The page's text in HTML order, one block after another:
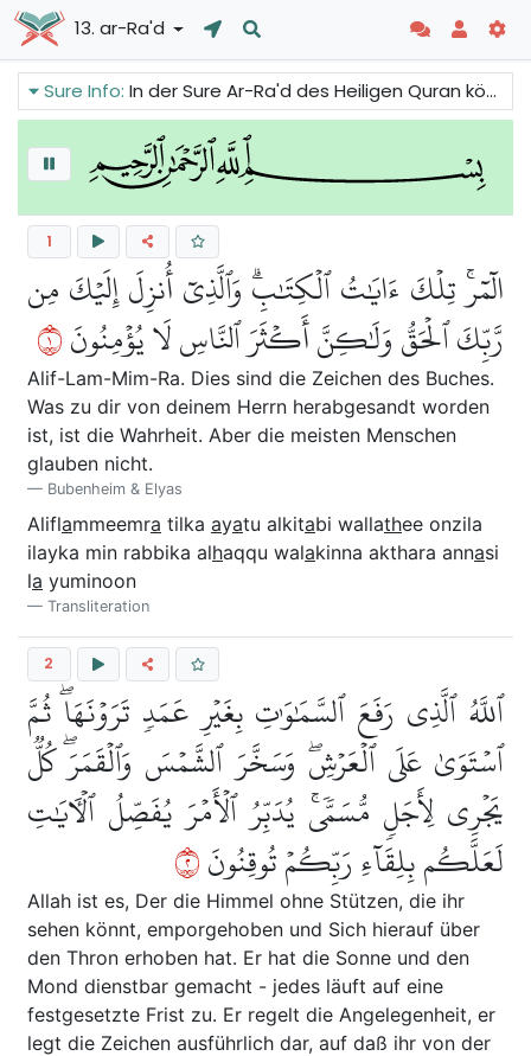
13. ar-Ra'd
Sure Info:In der Sure Ar-Ra'd des Heiligen Quran können wir über die göttliche Führung lesen. Allah hat das ganze Universum erschaffen und Er weiß, was sich im Mutterleib befindet und alles unter Seinem Wissen. Er sandte seine Propheten, um sie zum Volk zu führen, und jetzt ist der letzte Gesandte (Prophet Muhammad) gekommen.
1
الٓمٓرۚ تِلۡكَ ءَايَٰتُ ٱلۡكِتَٰبِۗ وَٱلَّذِيٓ أُنزِلَ إِلَيۡكَ مِن
رَّبِّكَ ٱلۡحَقُّ وَلَٰكِنَّ أَكۡثَرَ ٱلنَّاسِ لَا يُؤۡمِنُونَ١
Alif-Lam-Mim-Ra. Dies sind die Zeichen des Buches.
Was zu dir von deinem Herrn herabgesandt worden
ist, ist die Wahrheit. Aber die meisten Menschen
glauben nicht.
Bubenheim & Elyas
Aliflammeemra tilka ayatu alkitabi wallathee onzila
ilayka min rabbika alhaqqu walakinna akthara annasi
la yuminoon
Transliteration
2
ٱللَّهُ ٱلَّذِي رَفَعَ ٱلسَّمَٰوَٰتِ بِغَيۡرِ عَمَدٖ تَرَوۡنَهَاۖ ثُمَّ
ٱسۡتَوَىٰ عَلَى ٱلۡعَرۡشِۖ وَسَخَّرَ ٱلشَّمۡسَ وَٱلۡقَمَرَۖ كُلّٞ
يَجۡرِي لِأَجَلٖ مُّسَمّٗىۚ يُدَبِّرُ ٱلۡأَمۡرَ يُفَصِّلُ ٱلۡأٓيَٰتِ
لَعَلَّكُم بِلِقَآءِ رَبِّكُمۡ تُوقِنُونَ٢
Allah ist es, Der die Himmel ohne Stützen, die ihr
sehen könnt, emporgehoben und Sich hierauf über
den Thron erhoben hat. Er hat die Sonne und den
Mond dienstbar gemacht - jedes läuft auf eine
festgesetzte Frist zu. Er regelt die Angelegenheit, er
legt die Zeichen ausführlich dar, auf daß ihr von der